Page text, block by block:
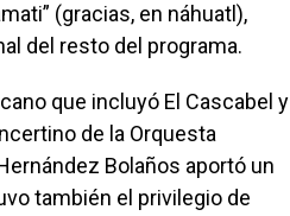
(gracias, en náhuatl),
del resto del programa.
que incluyó El Cascabel y
de la Orquesta
Bolaños aportó un
también el privilegio de